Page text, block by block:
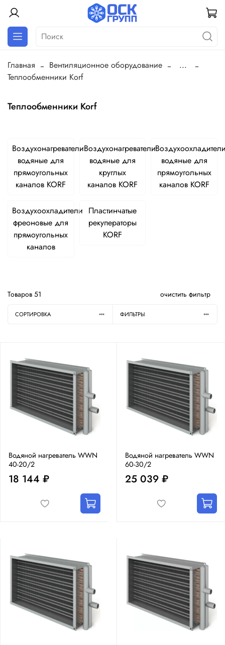
Главная Вентиляционное оборудование
...
Теплообменники Korf
Теплообменники Korf
Воздухонагреватели
водяные для
прямоугольных
каналов KORF
Воздухонагреватели
водяные для
круглых
каналов KORF
водяные для
прямоугольных
каналов KORF
Воздухоохладители
фреоновые для
прямоугольных
каналов
Пластинчатые
рекуператоры
KORF
Товаров 51 очистить фильтр
СОРТИРОВКА ФИЛЬТРЫ
Водяной нагреватель WWN
40-20/2
18 144 ₽
Водяной нагреватель WWN
60-30/2
25 039 ₽